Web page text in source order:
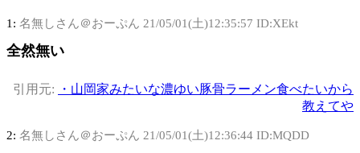
1: 名無しさん＠おーぷん 21/05/01(土)12:35:57 ID:XEkt
全然無い
引用元:
・山岡家みたいな濃ゆい豚骨ラーメン食べたいから
教えてや
2: 名無しさん＠おーぷん 21/05/01(土)12:36:44 ID:MQDD